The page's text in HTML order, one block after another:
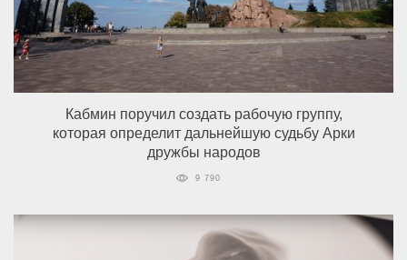
Кабмин поручил создать рабочую группу,
которая определит дальнейшую судьбу Арки
дружбы народов
9 790